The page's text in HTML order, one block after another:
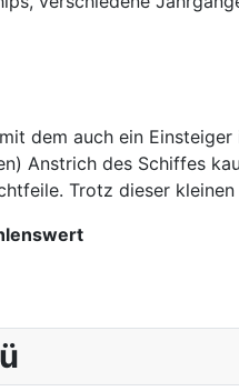
dem auch ein
Anstrich des Schiffes
Trotz dieser kleinen